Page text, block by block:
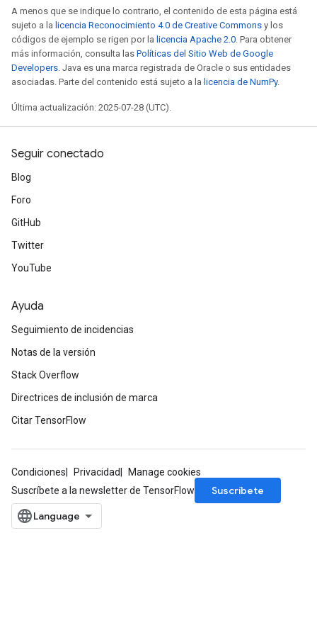
A menos que se indique lo contrario, el contenido de esta página está
sujeto a la licencia Reconocimiento 4.0 de Creative Commons y los
códigos de ejemplo se rigen por la licencia Apache 2.0. Para obtener
más información, consulta las Políticas del Sitio Web de Google
Developers. Java es una marca registrada de Oracle o sus entidades
asociadas. Parte del contenido está sujeto a la licencia de NumPy.
Última actualización: 2025-07-28 (UTC).
Seguir conectado
Blog
Foro
GitHub
Twitter
YouTube
Ayuda
Seguimiento de incidencias
Notas de la versión
Stack Overflow
Directrices de inclusión de marca
Citar TensorFlow
Condiciones Privacidad
Manage cookies
Suscríbete a la newsletter de TensorFlow
Suscríbete